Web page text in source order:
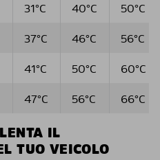
31°C 40°C
50°C
37°C 46°C
56°C
41°C 50°C
60°C
47°C 56°C 66°C
IL
TUO VEICOLO